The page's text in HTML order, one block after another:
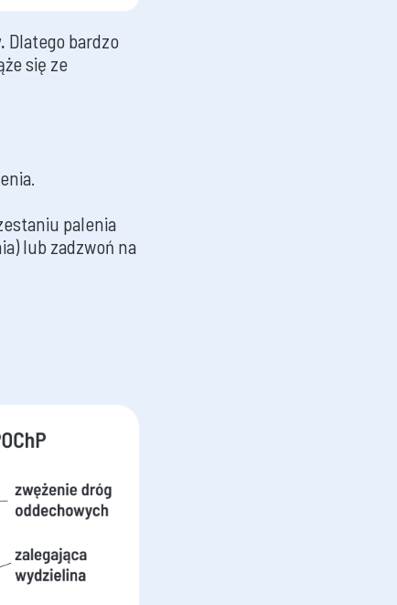
Dlatego bardzo
się ze
palenia
lub zadzwoń na